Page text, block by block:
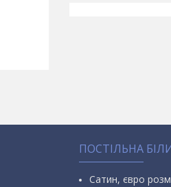
ПОСТІЛЬНА
Сатин, євро